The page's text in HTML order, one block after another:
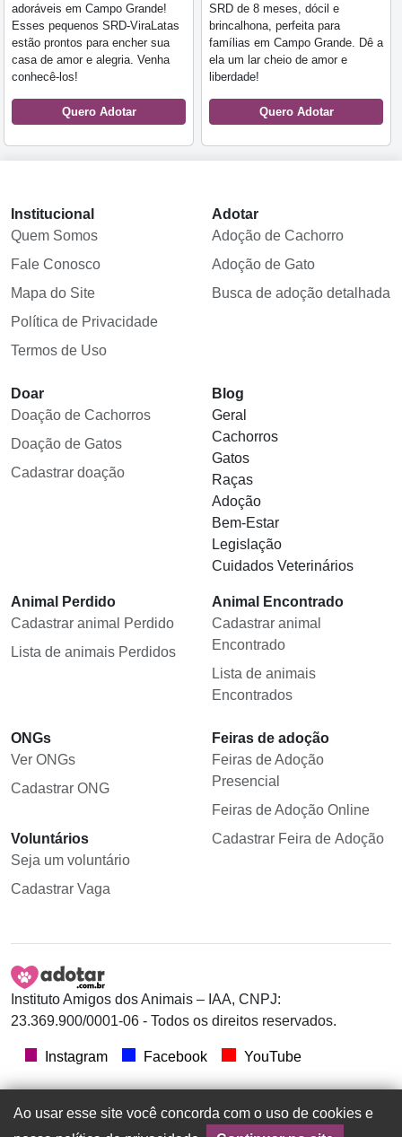
adoráveis em Campo Grande!
Esses pequenos SRD-ViraLatas
estão prontos para encher sua
casa de amor e alegria. Venha
conhecê-los!
Quero Adotar
SRD de 8 meses, dócil e
brincalhona, perfeita para
famílias em Campo Grande. Dê a
ela um lar cheio de amor e
liberdade!
Quero Adotar
Institucional
Quem Somos
Fale Conosco
Mapa do Site
Política de Privacidade
Termos de Uso
Adotar
Adoção de Cachorro
Adoção de Gato
Busca de adoção detalhada
Doar
Doação de Cachorros
Doação de Gatos
Cadastrar doação
Blog
Geral
Cachorros
Gatos
Raças
Adoção
Bem-Estar
Legislação
Cuidados Veterinários
Animal Perdido
Cadastrar animal Perdido
Lista de animais Perdidos
Animal Encontrado
Cadastrar animal
Encontrado
Lista de animais
Encontrados
ONGs
Ver ONGs
Cadastrar ONG
Voluntários
Seja um voluntário
Cadastrar Vaga
Feiras de adoção
Feiras de Adoção
Presencial
Feiras de Adoção Online
Cadastrar Feira de Adoção
Instituto Amigos dos Animais – IAA, CNPJ:
23.369.900/0001-06 - Todos os direitos reservados.
Instagram Facebook YouTube
Ao usar esse site você concorda com o uso de cookies e